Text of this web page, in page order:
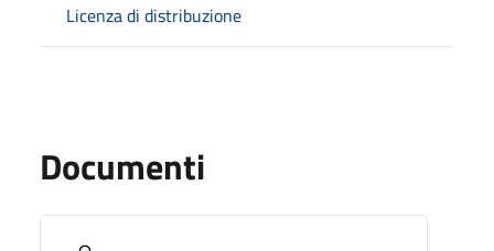
Licenza di distribuzione
Documenti